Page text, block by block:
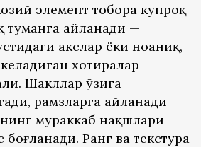
элемент тобора кўпроқ
туманга айланади —
акслар ёки ноаниқ,
хотиралар
Шакллар ўзига
рамзларга айланади
мураккаб нақшлари
Ранг ва текстура